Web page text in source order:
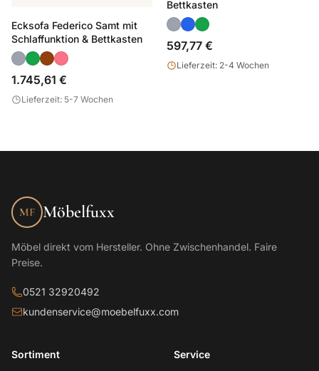
Ecksofa Federico Samt mit
Schlaffunktion & Bettkasten
1.745,61 €
Lieferzeit: 5-7 Wochen
Bettkasten
597,77 €
Lieferzeit: 2-4 Wochen
MF Möbelfuxx
Möbel direkt vom Hersteller. Ohne Zwischenhandel. Faire
Preise.
0521 32920492
kundenservice@moebelfuxx.com
Sortiment Service